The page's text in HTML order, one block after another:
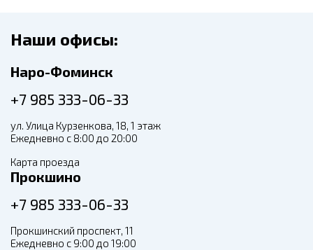
Наши офисы:
Наро-Фоминск
+7 985 333-06-33
ул. Улица Курзенкова, 18, 1 этаж
Ежедневно с 8:00 до 20:00
Карта проезда
Прокшино
+7 985 333-06-33
Прокшинский проспект, 11
Ежедневно с 9:00 до 19:00